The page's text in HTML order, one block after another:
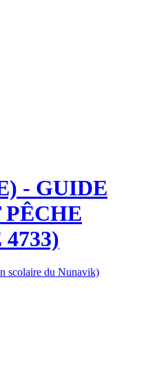
- GUIDE
PÊCHE
scolaire du Nunavik)